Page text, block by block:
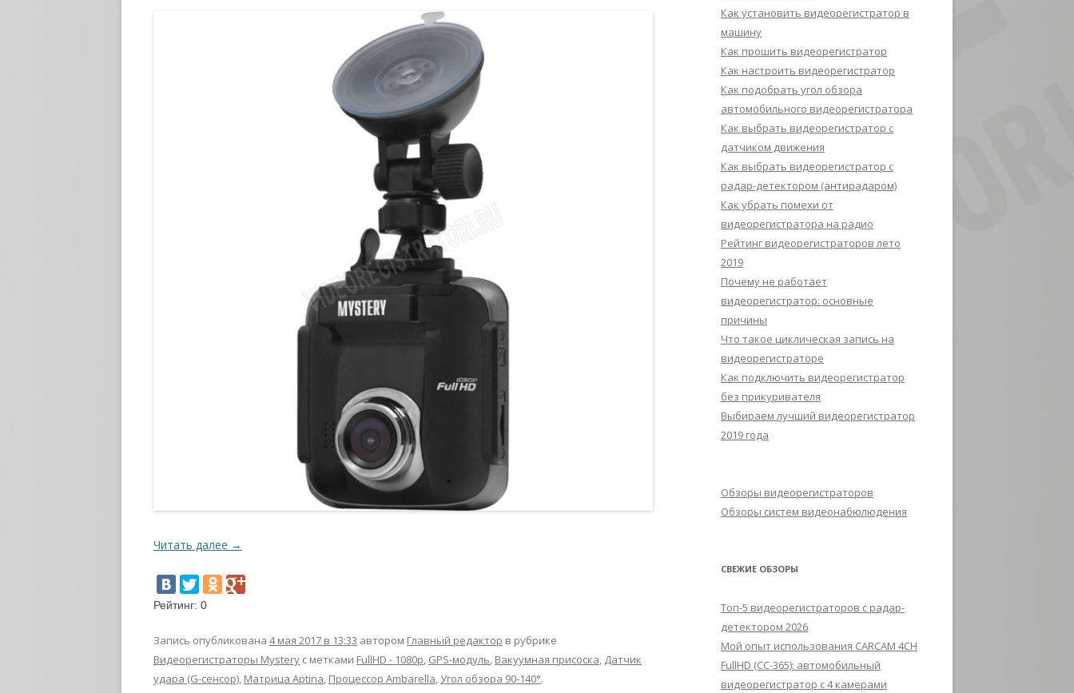
Читать далее →
Рейтинг: 0
Запись опубликована 4 мая 2017 в 13:33 автором Главный редактор в рубрике
Видеорегистраторы Mystery с метками FullHD - 1080p, GPS-модуль, Вакуумная присоска, Датчик
удара (G-сенсор), Матрица Aptina, Процессор Ambarella,Угол обзора 90-140°.
Как установить видеорегистратор в
машину
Как прошить видеорегистратор
Как настроить видеорегистратор
Как подобрать угол обзора
автомобильного видеорегистратора
Как выбрать видеорегистратор с
датчиком движения
Как выбрать видеорегистратор с
радар-детектором (антирадаром)
Как убрать помехи от
видеорегистратора на радио
Рейтинг видеорегистраторов лето
2019
Почему не работает
видеорегистратор: основные
причины
Что такое циклическая запись на
видеорегистраторе
Как подключить видеорегистратор
без прикуривателя
Выбираем лучший видеорегистратор
2019 года
Обзоры видеорегистраторов
Обзоры систем видеонабюлюдения
СВЕЖИЕ ОБЗОРЫ
Топ-5 видеорегистраторов с радар-
детектором 2026
Мой опыт использования CARCAM 4CH
FullHD (CC-365): автомобильный
видеорегистратор с 4 камерами